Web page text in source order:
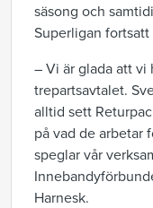
säsong och
Superligan
– Vi är glada att vi
trepartsavtalet.
alltid sett
på vad de arbetar
speglar vår
Harnesk.